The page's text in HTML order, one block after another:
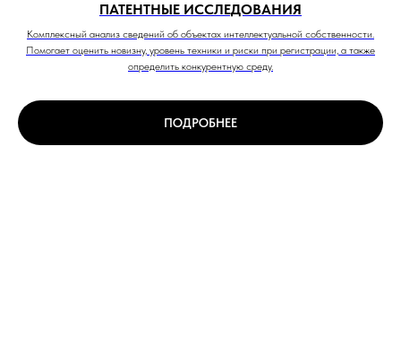
ПАТЕНТНЫЕ ИССЛЕДОВАНИЯ
Комплексный анализ сведений об объектах интеллектуальной собственности.
Помогает оценить новизну, уровень техники и риски при регистрации, а также
определить конкурентную среду.
ПОДРОБНЕЕ